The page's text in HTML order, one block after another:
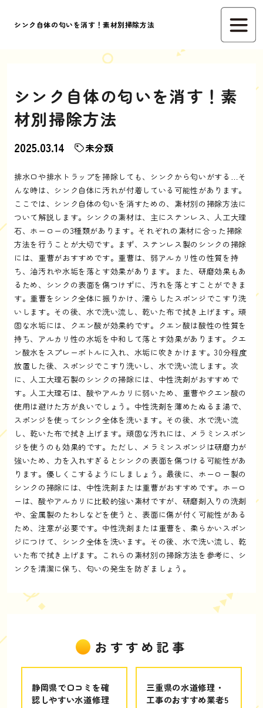
シンク自体の匂いを消す！素材別掃除方法
シンク自体の匂いを消す！素
材別掃除方法
2025.03.14 未分類
排水口や排水トラップを掃除しても、シンクから匂いがする…そ
んな時は、シンク自体に汚れが付着している可能性があります。
ここでは、シンク自体の匂いを消すための、素材別の掃除方法に
ついて解説します。シンクの素材は、主にステンレス、人工大理
石、ホーローの3種類があります。それぞれの素材に合った掃除
方法を行うことが大切です。まず、ステンレス製のシンクの掃除
には、重曹がおすすめです。重曹は、弱アルカリ性の性質を持
ち、油汚れや水垢を落とす効果があります。また、研磨効果もあ
るため、シンクの表面を傷つけずに、汚れを落とすことができま
す。重曹をシンク全体に振りかけ、濡らしたスポンジでこすり洗
いします。その後、水で洗い流し、乾いた布で拭き上げます。頑
固な水垢には、クエン酸が効果的です。クエン酸は酸性の性質を
持ち、アルカリ性の水垢を中和して落とす効果があります。クエ
ン酸水をスプレーボトルに入れ、水垢に吹きかけます。30分程度
放置した後、スポンジでこすり洗いし、水で洗い流します。次
に、人工大理石製のシンクの掃除には、中性洗剤がおすすめで
す。人工大理石は、酸やアルカリに弱いため、重曹やクエン酸の
使用は避けた方が良いでしょう。中性洗剤を薄めたぬるま湯で、
スポンジを使ってシンク全体を洗います。その後、水で洗い流
し、乾いた布で拭き上げます。頑固な汚れには、メラミンスポン
ジを使うのも効果的です。ただし、メラミンスポンジは研磨力が
強いため、力を入れすぎるとシンクの表面を傷つける可能性があ
ります。優しくこするようにしましょう。最後に、ホーロー製の
シンクの掃除には、中性洗剤または重曹がおすすめです。ホーロ
ーは、酸やアルカリに比較的強い素材ですが、研磨剤入りの洗剤
や、金属製のたわしなどを使うと、表面に傷が付く可能性がある
ため、注意が必要です。中性洗剤または重曹を、柔らかいスポン
ジにつけて、シンク全体を洗います。その後、水で洗い流し、乾
いた布で拭き上げます。これらの素材別の掃除方法を参考に、シ
ンクを清潔に保ち、匂いの発生を防ぎましょう。
おすすめ記事
静岡県で口コミを確
認しやすい水道修理
三重県の水道修理・
工事のおすすめ業者5